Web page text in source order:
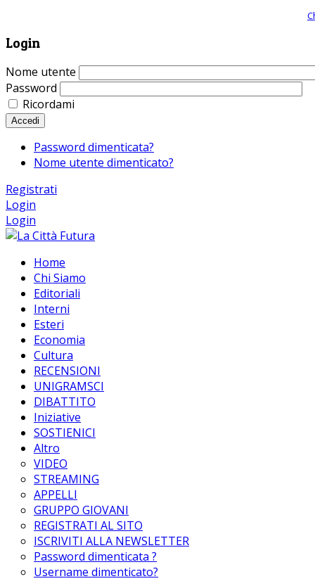
Login
Nome utente
Password
Ricordami
Accedi
Password dimenticata?
Nome utente dimenticato?
Registrati
Login
Login
Home
Chi Siamo
Editoriali
Interni
Esteri
Economia
Cultura
RECENSIONI
UNIGRAMSCI
DIBATTITO
Iniziative
SOSTIENICI
Altro
VIDEO
STREAMING
APPELLI
GRUPPO GIOVANI
REGISTRATI AL SITO
ISCRIVITI ALLA NEWSLETTER
Password dimenticata ?
Username dimenticato?